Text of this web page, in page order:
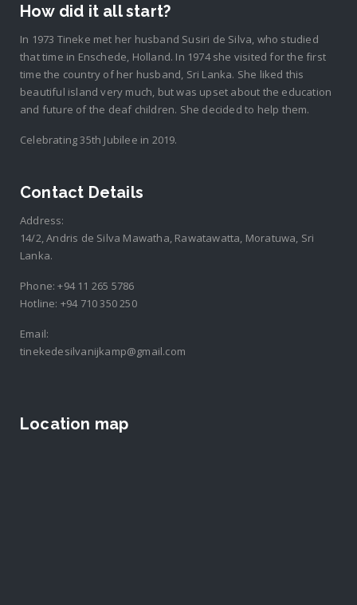
How did it all start?
In 1973 Tineke met her husband Susiri de Silva, who studied
that time in Enschede, Holland. In 1974 she visited for the first
time the country of her husband, Sri Lanka. She liked this
beautiful island very much, but was upset about the education
and future of the deaf children. She decided to help them.
Celebrating 35th Jubilee in 2019.
Contact Details
Address:
14/2, Andris de Silva Mawatha, Rawatawatta, Moratuwa, Sri
Lanka.
Phone:+94 11 265 5786
Hotline: +94 710 350 250
Email:
tinekedesilvanijkamp@gmail.com
Location map